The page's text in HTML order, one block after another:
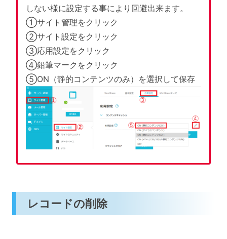
しない様に設定する事により回避出来ます。
①サイト管理をクリック
②サイト設定をクリック
③応用設定をクリック
④鉛筆マークをクリック
⑤ON（静的コンテンツのみ）を選択して保存
レコードの削除